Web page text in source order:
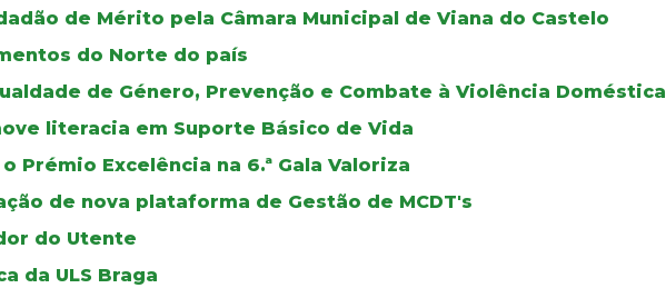
de Mérito pela Câmara Municipal de Viana do Castelo
do Norte do país
de Género, Prevenção e Combate à Violência Doméstica
literacia em Suporte Básico de Vida
Prémio Excelência na 6.ª Gala Valoriza
de nova plataforma de Gestão de MCDT's
do Utente
da ULS Braga